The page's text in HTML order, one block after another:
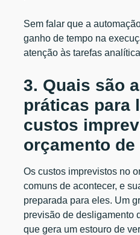
Sem falar que a
ganho de tempo na
atenção às tarefas
3. Quais são
práticas para
custos
orçamento de
Os custos imprevistos no
comuns de acontecer, e
preparada para eles. Um
previsão de desligamento
que gera um estouro de